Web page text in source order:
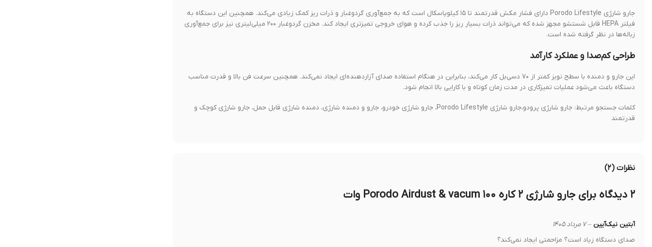
جارو شارژی Porodo Lifestyle دارای فشار مکش قدرتمند تا ۱۵ کیلوپاسکال است که به جمع‌آوری گردوغبار و ذرات ریز کمک زیادی می‌کند. همچنین این دستگاه به
فیلتر HEPA قابل شستشو مجهز شده که می‌تواند ذرات بسیار ریز را جذب کرده و هوای خروجی تمیزتری ایجاد کند. مخزن گردوغبار ۲۰۰ میلی‌لیتری نیز برای جمع‌آوری
زباله‌ها در نظر گرفته شده است.
طراحی کم‌صدا و عملکرد کارآمد
این جارو و دمنده با سطح نویز کمتر از ۷۰ دسی‌بل کار می‌کند، بنابراین در هنگام استفاده صدای آزاردهنده‌ای ایجاد نمی‌کند. همچنین سرعت فن بالا و قدرت مناسب
دستگاه باعث می‌شود عملیات تمیزکاری در مدت زمان کوتاه و با کارایی بالا انجام شود.
کلمات جستجو مرتبط: جارو شارژی پرودو،جارو شارژی Porodo Lifestyle، جارو شارژی خودرو، جارو و دمنده شارژی، دمنده شارژی قابل حمل، جارو شارژی کوچک و
قدرتمند
نظرات (۲)
۲ دیدگاه برای جارو شارژی ۲ کاره Porodo Airdust & vacum ۱۰۰ وات
آبتین نیک‌آیین – ۷ مرداد ۱۴۰۵
صدای دستگاه زیاد است؟ مزاحمتی ایجاد نمی‌کند؟